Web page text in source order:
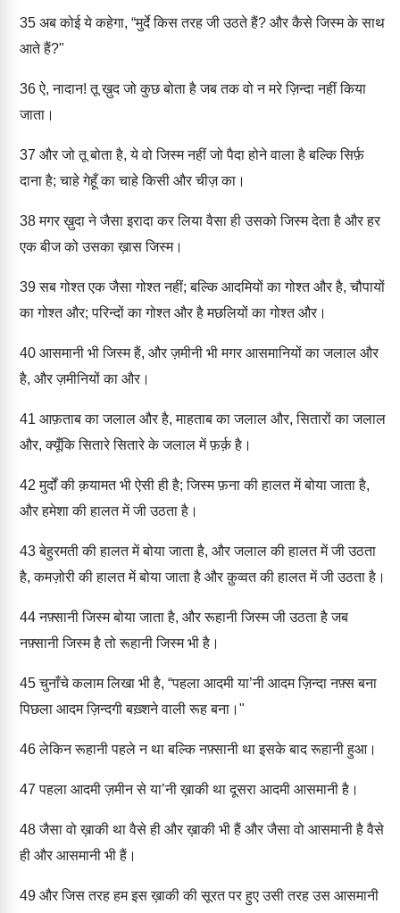
35 अब कोई ये कहेगा, “मुर्दे किस तरह जी उठते हैं? और कैसे जिस्म के साथ
आते हैं?"
36ऐ, नादान! तू ख़ुद जो कुछ बोता है जब तक वो न मरे ज़िन्दा नहीं किया
जाता।
37 और जो तू बोता है, ये वो जिस्म नहीं जो पैदा होने वाला है बल्कि सिर्फ़
दाना है; चाहे गेहूँ का चाहे किसी और चीज़ का।
38मगर ख़ुदा ने जैसा इरादा कर लिया वैसा ही उसको जिस्म देता है और हर
एक बीज को उसका ख़ास जिस्म।
39सब गोश्त एक जैसा गोश्त नहीं; बल्कि आदमियों का गोश्त और है, चौपायों
का गोश्त और; परिन्दों का गोश्त और है मछलियों का गोश्त और।
40 आसमानी भी जिस्म हैं, और ज़मीनी भी मगर आसमानियों का जलाल और
है, और ज़मीनियों का और।
41 आफ़ताब का जलाल और है, माहताब का जलाल और, सितारों का जलाल
और, क्यूँकि सितारे सितारे के जलाल में फ़र्क़ है।
42 मुर्दों की क़यामत भी ऐसी ही है; जिस्म फ़ना की हालत में बोया जाता है,
और हमेशा की हालत में जी उठता है।
43बेहुरमती की हालत में बोया जाता है, और जलाल की हालत में जी उठता
है, कमज़ोरी की हालत में बोया जाता है और क़ुव्वत की हालत में जी उठता है।
44नफ़्सानी जिस्म बोया जाता है, और रूहानी जिस्म जी उठता है जब
नफ़्सानी जिस्म है तो रूहानी जिस्म भी है।
45चुनाँचे कलाम लिखा भी है, “पहला आदमी या’नी आदम ज़िन्दा नफ़्स बना
पिछला आदम ज़िन्दगी बख़्शने वाली रूह बना।"
46लेकिन रूहानी पहले न था बल्कि नफ़्सानी था इसके बाद रूहानी हुआ।
47 पहला आदमी ज़मीन से या’नी ख़ाकी था दूसरा आदमी आसमानी है।
48जैसा वो ख़ाकी था वैसे ही और ख़ाकी भी हैं और जैसा वो आसमानी है वैसे
ही और आसमानी भी हैं।
49 और जिस तरह हम इस ख़ाकी की सूरत पर हुए उसी तरह उस आसमानी